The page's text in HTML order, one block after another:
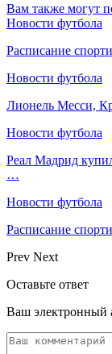
Вам также могут
Новости футбола
Расписание
Новости футбола
Лионель Месси,
Новости футбола
Реал Мадрид
…
Новости футбола
Расписание
Prev Next
Оставьте ответ
Ваш электронный